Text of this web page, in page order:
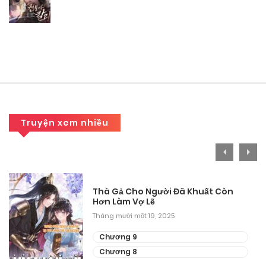
Truyện xem nhiều
Thà Gả Cho Người Đã Khuất Còn
Hơn Làm Vợ Lẽ
Tháng mười một 19, 2025
Chương 9
Chương 8